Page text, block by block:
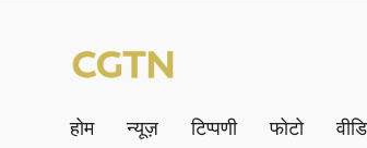
होम न्यूज़ टिप्पणी फोटो